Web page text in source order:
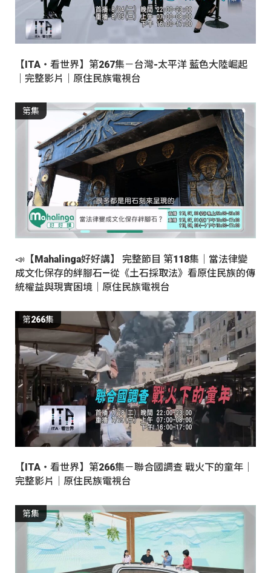
【ITA・看世界】第267集－台灣-太平洋 藍色大陸崛起
｜完整影片｜原住民族電視台
第集
📣【Mahalinga好好講】 完整節目 第118集｜當法律變
成文化保存的絆腳石—從《土石採取法》看原住民族的傳
統權益與現實困境｜原住民族電視台
第266集
【ITA・看世界】第266集－聯合國調查 戰火下的童年｜
完整影片｜原住民族電視台
第集